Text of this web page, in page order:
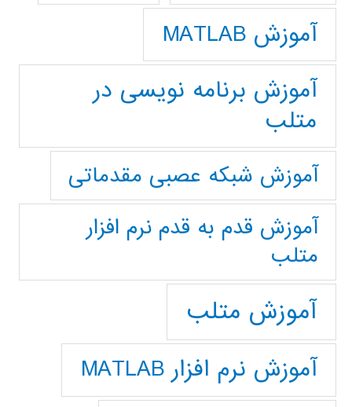
آموزش MATLAB
آموزش برنامه نویسی در
متلب
آموزش شبکه عصبی مقدماتی
آموزش قدم به قدم نرم افزار
متلب
آموزش متلب
آموزش نرم افزار MATLAB